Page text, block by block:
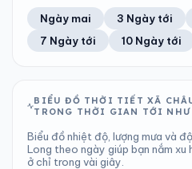
21°C
0.28 mm
Tổng cả ngày
11
Chỉ số UV
22°C
Ổn định
Trung bình ngày
TIA UV
LƯỢNG MƯA
0 mm
Tổng cả ngày
Ngày mai 3 Ngày tới
7 Ngày tới
10 Ngày tới
BIỂU ĐỒ THỜI TIẾT XÃ
TRONG THỜI GIAN TỚI NHƯ
Biểu đồ nhiệt độ, lượng mưa và
Long theo ngày giúp bạn nắm xu
ở chỉ trong vài giây.